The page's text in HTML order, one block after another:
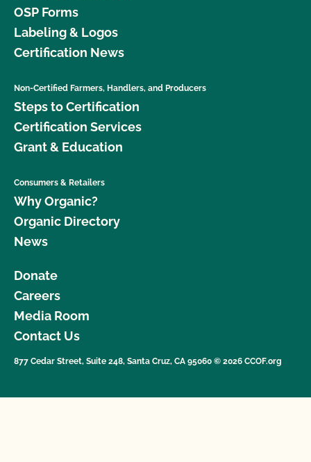
OSP Forms
Labeling & Logos
Certification News
Non-Certified Farmers, Handlers, and Producers
Steps to Certification
Certification Services
Grant & Education
Consumers & Retailers
Why Organic?
Organic Directory
News
Donate
Careers
Media Room
Contact Us
877 Cedar Street, Suite 248, Santa Cruz, CA 95060 © 2026 CCOF.org